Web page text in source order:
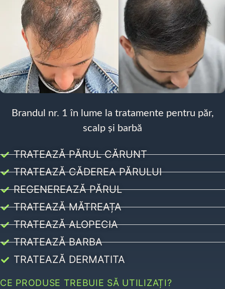
Brandul nr. 1 în lume la tratamente pentru păr,
scalp și barbă
TRATEAZĂ PĂRUL CĂRUNT
TRATEAZĂ CĂDEREA PĂRULUI
REGENEREAZĂ PĂRUL
TRATEAZĂ MĂTREAȚA
TRATEAZĂ ALOPECIA
TRATEAZĂ BARBA
TRATEAZĂ DERMATITA
CE PRODUSE TREBUIE SĂ UTILIZAȚI?